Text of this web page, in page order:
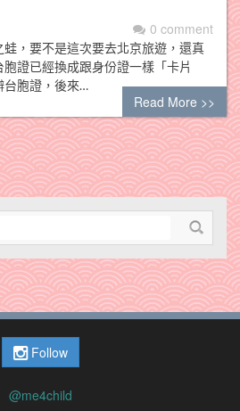
0 comment
，要不是這次要去北京旅遊，還真
證已經換成跟身份證一樣「卡片
台胞證，後來…
Read More >>
Follow
@me4child